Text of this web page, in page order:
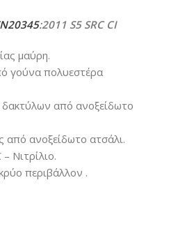
:2011 S5 SRC CI
μαύρη.
γούνα πολυεστέρα
από ανοξείδωτο
από ανοξείδωτο ατσάλι.
Νιτρίλιο.
περιβάλλον .